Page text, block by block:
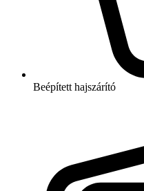
Beépített hajszárító